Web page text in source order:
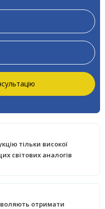
тільки високої
світових аналогів
отримати